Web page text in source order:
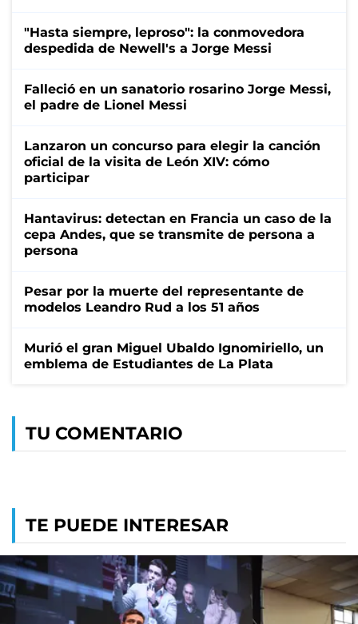
"Hasta siempre, leproso": la conmovedora
despedida de Newell's a Jorge Messi
Falleció en un sanatorio rosarino Jorge Messi,
el padre de Lionel Messi
Lanzaron un concurso para elegir la canción
oficial de la visita de León XIV: cómo
participar
Hantavirus: detectan en Francia un caso de la
cepa Andes, que se transmite de persona a
persona
Pesar por la muerte del representante de
modelos Leandro Rud a los 51 años
Murió el gran Miguel Ubaldo Ignomiriello, un
emblema de Estudiantes de La Plata
TU COMENTARIO
TE PUEDE INTERESAR